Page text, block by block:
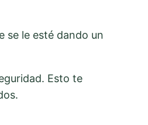
se le esté dando un
Esto te